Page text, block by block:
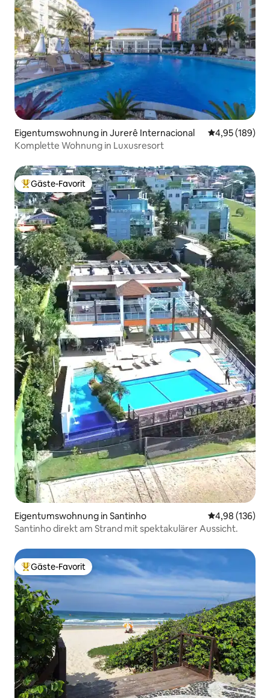
Eigentumswohnung in Jurerê Internacional
4,95 (189)
Komplette Wohnung in Luxusresort
Beliebter Gäste-Favorit.
Gäste-Favorit
Eigentumswohnung in Santinho
4,98 (136)
Santinho direkt am Strand mit spektakulärer Aussicht.
Beliebter Gäste-Favorit.
Gäste-Favorit